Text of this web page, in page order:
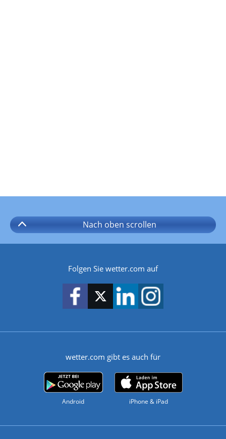
Nach oben scrollen
Folgen Sie wetter.com auf
wetter.com gibt es auch für
Android iPhone & iPad